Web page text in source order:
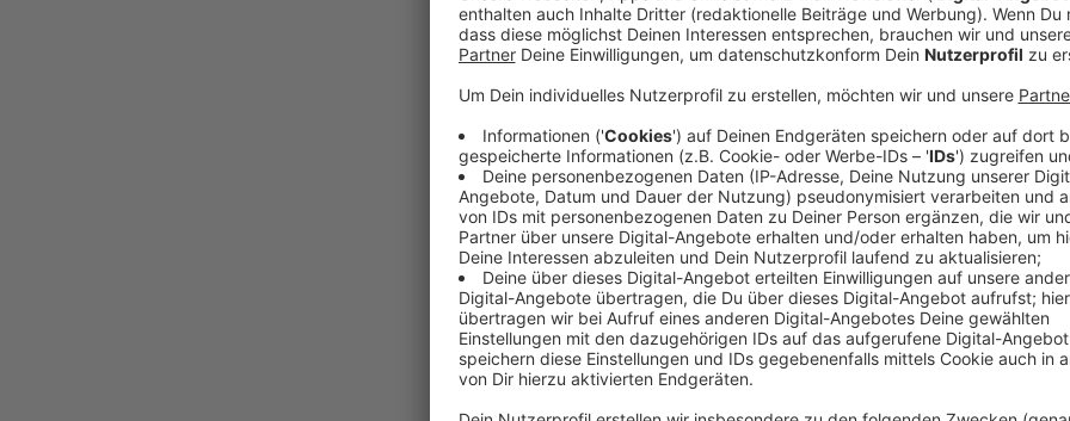
Trotz der Reformen bleibt die Situation
vor der Behörde, viele Menschen werden
Anzeige
Integrations-Dezernentin Miriam Koch
Ausländerbehörde ist schon viel digitaler
Anzeige